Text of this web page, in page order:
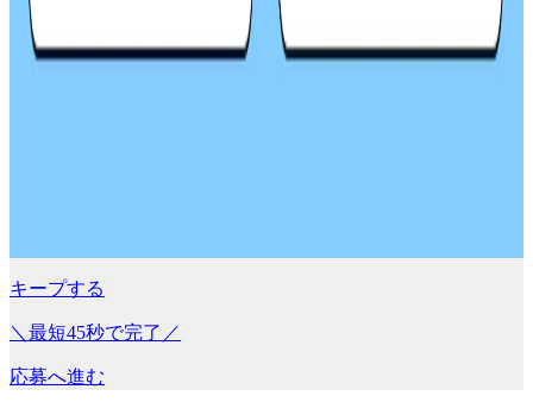
キープする
＼最短45秒で完了／
応募へ進む